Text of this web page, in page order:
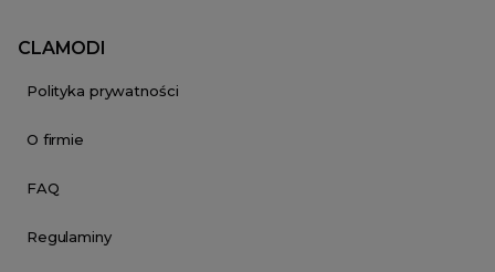
CLAMODI
Polityka prywatności
O firmie
FAQ
Regulaminy